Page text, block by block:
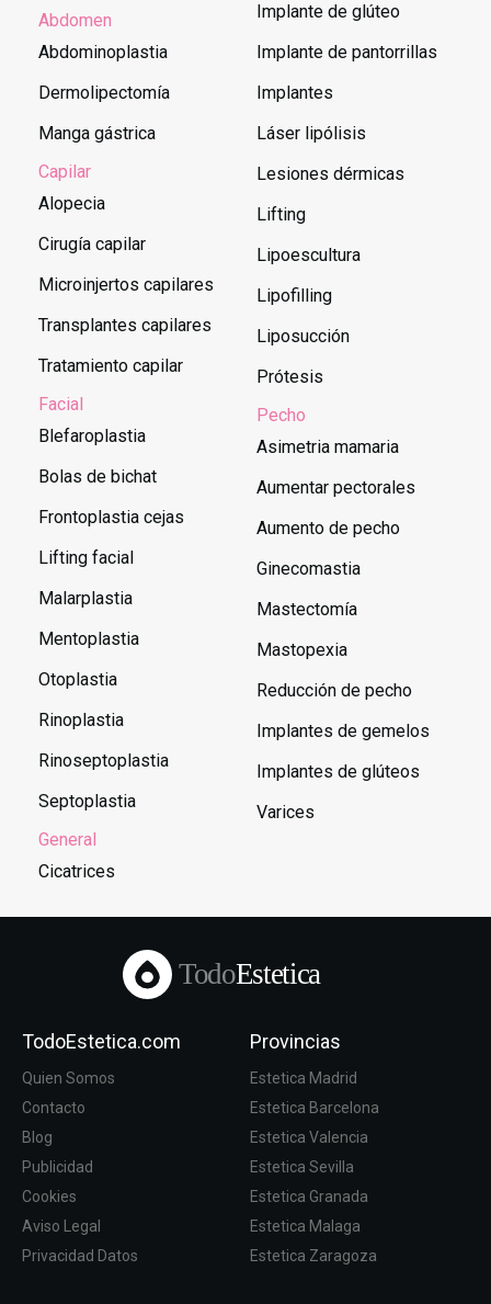
Abdomen
Abdominoplastia
Dermolipectomía
Manga gástrica
Capilar
Alopecia
Cirugía capilar
Microinjertos capilares
Transplantes capilares
Tratamiento capilar
Facial
Blefaroplastia
Bolas de bichat
Frontoplastia cejas
Lifting facial
Malarplastia
Mentoplastia
Otoplastia
Rinoplastia
Rinoseptoplastia
Septoplastia
General
Cicatrices
Implante de glúteo
Implante de pantorrillas
Implantes
Láser lipólisis
Lesiones dérmicas
Lifting
Lipoescultura
Lipofilling
Liposucción
Prótesis
Pecho
Asimetria mamaria
Aumentar pectorales
Aumento de pecho
Ginecomastia
Mastectomía
Mastopexia
Reducción de pecho
Implantes de gemelos
Implantes de glúteos
Varices
TodoEstetica
TodoEstetica.com
Quien Somos
Contacto
Blog
Publicidad
Cookies
Aviso Legal
Privacidad Datos
Provincias
Estetica Madrid
Estetica Barcelona
Estetica Valencia
Estetica Sevilla
Estetica Granada
Estetica Malaga
Estetica Zaragoza